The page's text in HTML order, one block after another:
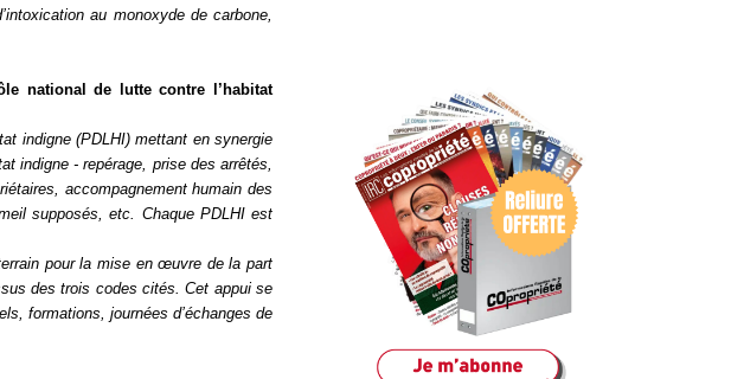
au monoxyde de carbone,
national de lutte contre l’habitat
indigne (PDLHI) mettant en synergie
indigne - repérage, prise des arrêtés,
accompagnement humain des
supposés, etc. Chaque PDLHI est
pour la mise en œuvre de la part
des trois codes cités. Cet appui se
formations, journées d’échanges de